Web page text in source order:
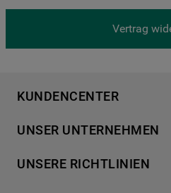
Vertrag
KUNDENCENTER
Händlersuche
Häufige Fragen
UNSER UNTERNEHMEN
Für Händler
UNSERE RICHTLINIEN